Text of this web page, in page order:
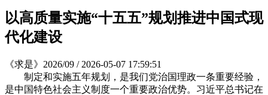
以高质量实施“十五五”规划推进中国式现
代化建设
《求是》2026/09 / 2026-05-07 17:59:51
制定和实施五年规划，是我们党治国理政一条重要经验，
是中国特色社会主义制度一个重要政治优势。习近平总书记在